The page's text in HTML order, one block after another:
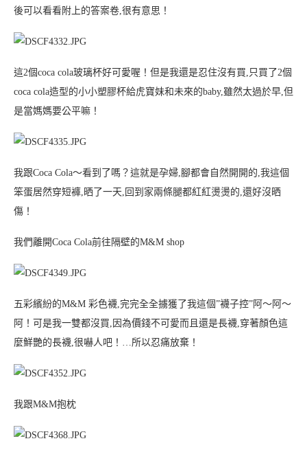
後可以看看附上的答案卷,很有意思！
這2個coca cola玻璃杯好可愛喔！但是我還是忍住沒有買,只買了2個
coca cola造型的小小塑膠杯給虎寶妹和未來的baby,雖然太過於早,但
是當媽媽要公平嘛！
我跟Coca Cola～看到了嗎？這就是孕婦,腳都會自然開開的,我這個
笨蛋居然穿短褲,晒了一天,回到家兩條腿都紅紅燙燙的,還好沒晒
傷！
我們離開Coca Cola前往隔壁的M&M shop
五彩繽紛的M&M 彩色襪,完完全全擄獲了我這個”襪子控”阿～阿～
阿！可是我一雙都沒買,因為價錢不可愛而且還是長襪,穿著顏色這
麼鮮艷的長襪,很嚇人吧！…所以忍痛放棄！
我跟M&M抱枕